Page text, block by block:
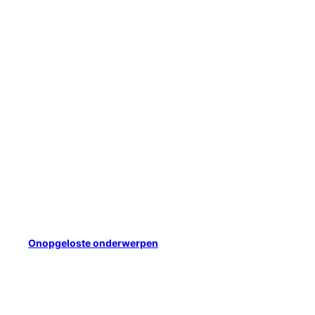
Onopgeloste onderwerpen